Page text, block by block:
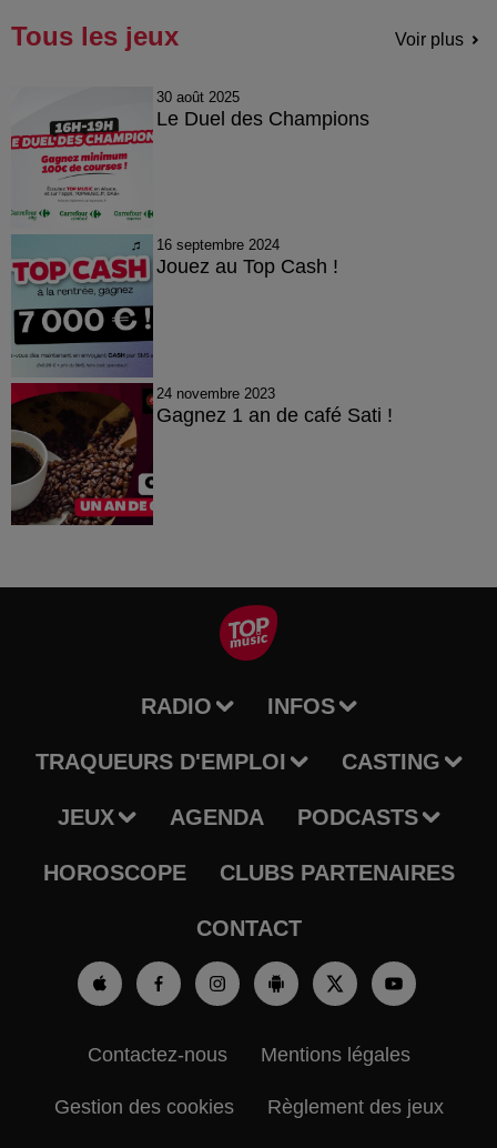
Tous les jeux Voir plus
30 août 2025
Le Duel des Champions
16 septembre 2024
Jouez au Top Cash !
24 novembre 2023
Gagnez 1 an de café Sati !
RADIO INFOS
TRAQUEURS D'EMPLOI CASTING
JEUX AGENDA PODCASTS
HOROSCOPE CLUBS PARTENAIRES
CONTACT
Contactez-nous Mentions légales
Gestion des cookies Règlement des jeux